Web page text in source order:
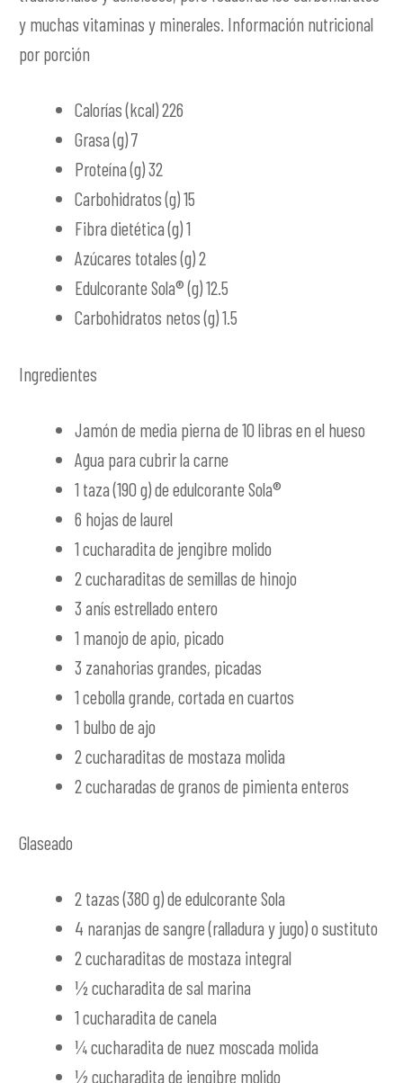
y muchas vitaminas y minerales. Información nutricional
por porción
Calorías (kcal) 226
Grasa (g) 7
Proteína (g) 32
Carbohidratos (g) 15
Fibra dietética (g) 1
Azúcares totales (g) 2
Edulcorante Sola® (g) 12.5
Carbohidratos netos (g) 1.5
Ingredientes
Jamón de media pierna de 10 libras en el hueso
Agua para cubrir la carne
1 taza (190 g) de edulcorante Sola®
6 hojas de laurel
1 cucharadita de jengibre molido
2 cucharaditas de semillas de hinojo
3 anís estrellado entero
1 manojo de apio, picado
3 zanahorias grandes, picadas
1 cebolla grande, cortada en cuartos
1 bulbo de ajo
2 cucharaditas de mostaza molida
2 cucharadas de granos de pimienta enteros
Glaseado
2 tazas (380 g) de edulcorante Sola
4 naranjas de sangre (ralladura y jugo) o sustituto
2 cucharaditas de mostaza integral
½ cucharadita de sal marina
1 cucharadita de canela
¼ cucharadita de nuez moscada molida
½ cucharadita de jengibre molido